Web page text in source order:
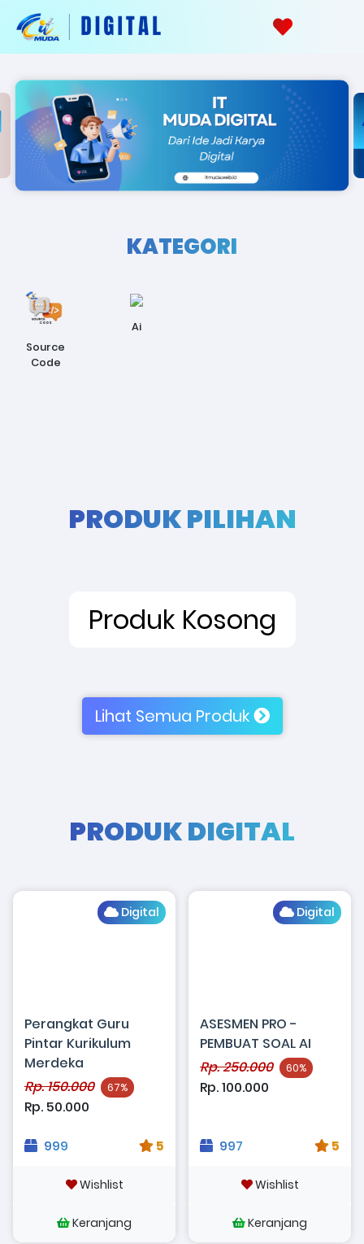
KATEGORI
Source
Code
Ai
PRODUK PILIHAN
Produk Kosong
Lihat Semua Produk
PRODUK DIGITAL
Digital
Perangkat Guru
Pintar Kurikulum
Merdeka
Rp. 150.000
67%
Rp. 50.000
999 5
Wishlist
Keranjang
Digital
ASESMEN PRO -
PEMBUAT SOAL AI
Rp. 250.000
60%
Rp. 100.000
997 5
Wishlist
Keranjang